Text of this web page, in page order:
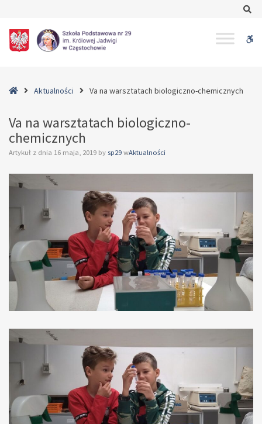
warsztatach
HomeAktualności Va na warsztatach biologiczno-chemicznych
Va na warsztatach biologiczno-
chemicznych
Artykuł z dnia 16 maja, 2019 by sp29 wAktualności